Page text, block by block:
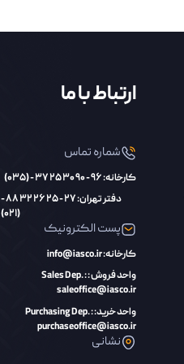
ارتباط با ما
شماره تماس
کارخانه: 96 - 90 30 25 37 - (035)
دفتر تهران: 27 - 25 26 32 88 -
(021)
پست الکترونیک
کارخانه: info@iasco.ir
واحد فروش : Sales Dep. :
saleoffice@iasco.ir
واحد خرید: Purchasing Dep. :
purchaseoffice@iasco.ir
نشانی